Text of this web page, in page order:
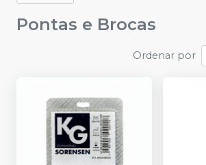
Pontas e Brocas
Ordenar por